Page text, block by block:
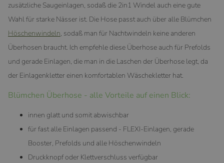
zusätzliche Saugeinlagen, sodaß die 2in1 Windel auch eine gute
Wahl für starke Nässer ist. Die Hose passt auch über alle Blümchen
Höschenwindeln, sodaß man für Nachtwindeln keine anderen
Überhosen braucht. Ich empfehle diese Überhose auch für Prefolds
und gerade Einlagen, die man in die Laschen der Überhose legt, da
der Einlagenkletter einen komfortablen Wäschekletter hat.
Blümchen Überhose - alle Vorteile auf einen Blick:
innen glatt und somit abwischbar
für fast alle Einlagen passend - FLEXI-Einlagen, gerade
Booster, Prefolds und alle Höschenwindeln
Druckknopf oder Klettverschluss verfügbar